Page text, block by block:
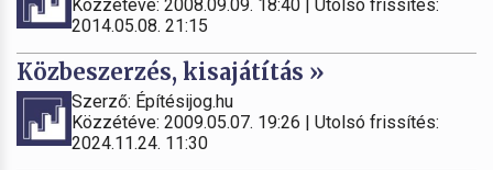
Közzétéve: 2008.09.09. 18:40 | Utolsó frissítés:
2014.05.08. 21:15
Közbeszerzés, kisajátítás »
Szerző: Építésijog.hu
Közzétéve: 2009.05.07. 19:26 | Utolsó frissítés:
2024.11.24. 11:30